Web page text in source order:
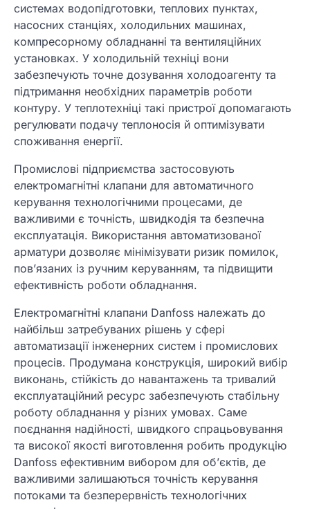
системах водопідготовки, теплових пунктах,
насосних станціях, холодильних машинах,
компресорному обладнанні та вентиляційних
установках. У холодильній техніці вони
забезпечують точне дозування холодоагенту та
підтримання необхідних параметрів роботи
контуру. У теплотехніці такі пристрої допомагають
регулювати подачу теплоносія й оптимізувати
споживання енергії.
Промислові підприємства застосовують
електромагнітні клапани для автоматичного
керування технологічними процесами, де
важливими є точність, швидкодія та безпечна
експлуатація. Використання автоматизованої
арматури дозволяє мінімізувати ризик помилок,
пов’язаних із ручним керуванням, та підвищити
ефективність роботи обладнання.
Електромагнітні клапани Danfoss належать до
найбільш затребуваних рішень у сфері
автоматизації інженерних систем і промислових
процесів. Продумана конструкція, широкий вибір
виконань, стійкість до навантажень та тривалий
експлуатаційний ресурс забезпечують стабільну
роботу обладнання у різних умовах. Саме
поєднання надійності, швидкого спрацьовування
та високої якості виготовлення робить продукцію
Danfoss ефективним вибором для об’єктів, де
важливими залишаються точність керування
потоками та безперервність технологічних